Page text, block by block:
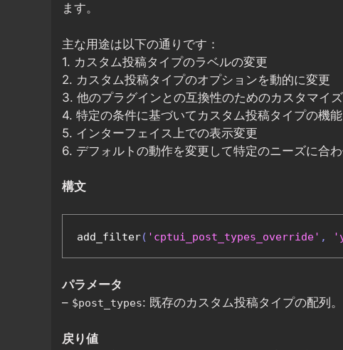
ます。
主な用途は以下の通りです：
1. カスタム投稿タイプのラベルの変更
2. カスタム投稿タイプのオプションを動的に変更
3. 他のプラグインとの互換性のためのカスタマイズ
4. 特定の条件に基づいてカスタム投稿タイプの機
5. インターフェイス上での表示変更
6. デフォルトの動作を変更して特定のニーズに合
構文
add_filter( 'cptui_post_types_override' ,
パラメータ
– $post_types: 既存のカスタム投稿タイプの配列。
戻り値